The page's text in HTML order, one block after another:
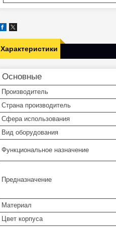
Характеристики
Основные
Производитель
Страна производитель
Сфера использования
Вид оборудования
Функциональное назначение
Предназначение
Материал
Цвет корпуса